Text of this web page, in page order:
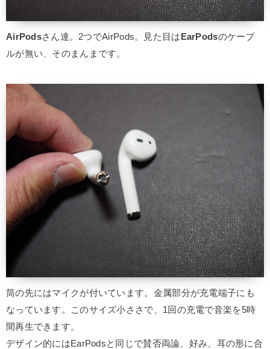
AirPodsさん達。2つでAirPods。見た目は EarPodsのケーブ
ルが無い、そのまんまです。
筒の先にはマイクが付いています。金属部分が充電端子にも
なっています。このサイズ小ささで、1回の充電で音楽を5時
間再生できます。
デザイン的にはEarPodsと同じで賛否両論、好み、耳の形に合